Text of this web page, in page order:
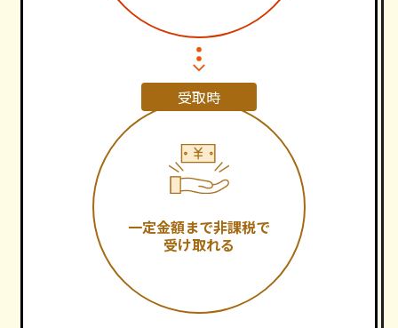
受取時
一定金額まで非課税で
受け取れる